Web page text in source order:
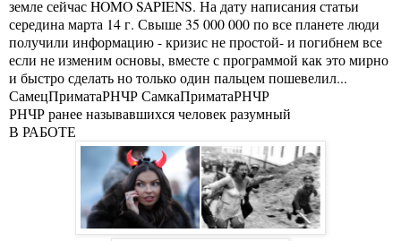
земле сейчас HOMO SAPIENS. На дату написания статьи
середина марта 14 г. Свыше 35 000 000 по все планете люди
получили информацию - кризис не простой- и погибнем все
если не изменим основы, вместе с программой как это мирно
и быстро сделать но только один пальцем пошевелил...
СамецПриматаРНЧР СамкаПриматаРНЧР
РНЧР ранее называвшихся человек разумный
В РАБОТЕ